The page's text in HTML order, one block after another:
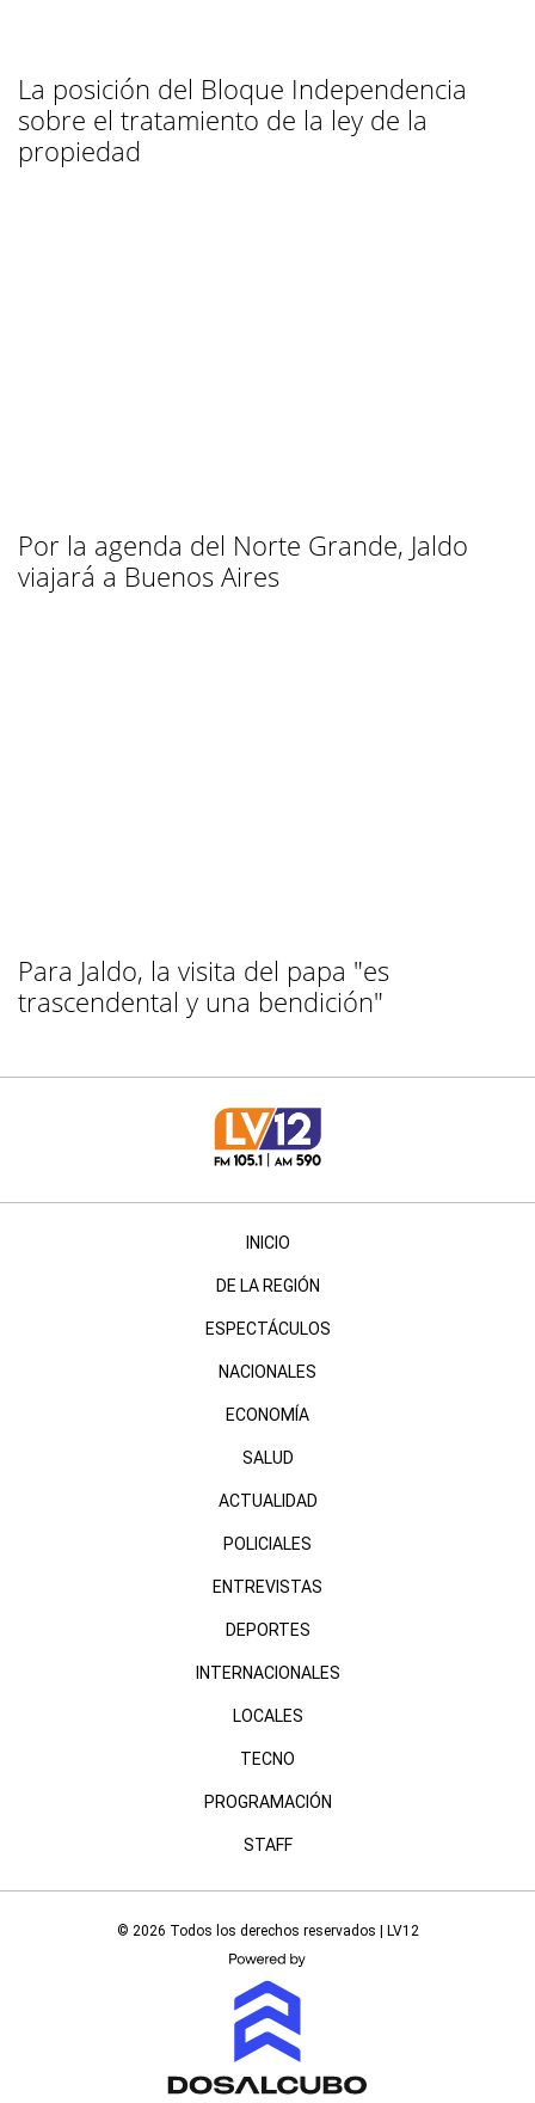
La posición del Bloque Independencia
sobre el tratamiento de la ley de la
propiedad
Por la agenda del Norte Grande, Jaldo
viajará a Buenos Aires
Para Jaldo, la visita del papa "es
trascendental y una bendición"
INICIO
DE LA REGIÓN
ESPECTÁCULOS
NACIONALES
ECONOMÍA
SALUD
ACTUALIDAD
POLICIALES
ENTREVISTAS
DEPORTES
INTERNACIONALES
LOCALES
TECNO
PROGRAMACIÓN
STAFF
© 2026 Todos los derechos reservados | LV12